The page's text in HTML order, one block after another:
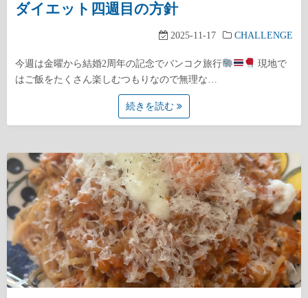
ダイエット四週目の方針
2025-11-17 CHALLENGE
今週は金曜から結婚2周年の記念でバンコク旅行
現地で
はご飯をたくさん楽しむつもりなので無理な…
続きを読む